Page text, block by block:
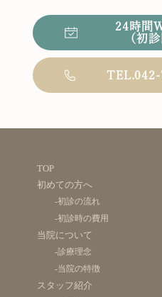
24時間
（初
TOP
初めての方へ
-初診の流れ
-初診時の費用
当院について
-診療理念
-当院の特徴
スタッフ紹介